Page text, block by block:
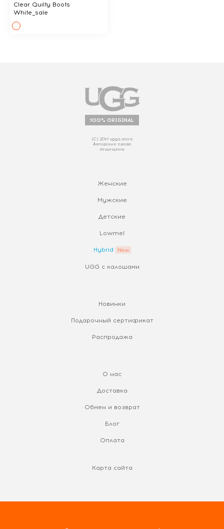
Clear Quilty Boots
White_sale
100% ORIGINAL
(С) 2017 uggs.store
Авторские права
защищены
Женские
Мужские
Детские
Lowmel
Hybrid
UGG с калошами
Новинки
Подарочный сертификат
Распродажа
О нас
Доставка
Обмен и возврат
Блог
Оплата
Карта сайта